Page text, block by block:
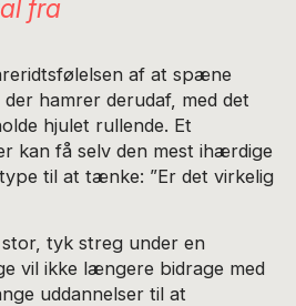
fra
af at spæne
hamrer derudaf, med det
hjulet rullende. Et
kan få selv den mest ihærdige
til at tænke: ”Er det virkelig
tyk streg under en
vil ikke længere bidrage med
uddannelser til at